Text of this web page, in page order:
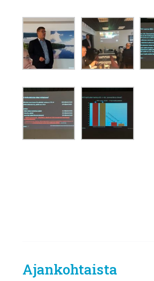
Ajankohtaista